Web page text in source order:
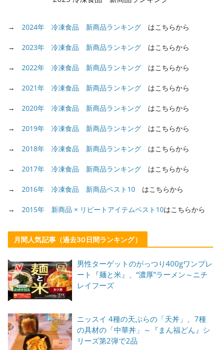
→ 2024年 冷凍食品 新商品ランキング はこちらから
→ 2023年 冷凍食品 新商品ランキング はこちらから
→ 2022年 冷凍食品 新商品ランキング はこちらから
→ 2021年 冷凍食品 新商品ランキング はこちらから
→ 2020年 冷凍食品 新商品ランキング はこちらから
→ 2019年 冷凍食品 新商品ランキング はこちらから
→ 2018年 冷凍食品 新商品ランキング はこちらから
→ 2017年 冷凍食品 新商品ランキング はこちらから
→ 2016年 冷凍食品 新商品ベスト10 はこちらから
→ 2015年 新商品 × リピートアイテムベスト10はこちらから
月間人気記事（過去30日間ランキング）
男性ターゲットのがっつり400gワンプレ
ート『麺と米』、“濃厚”ラーメン～ニチ
レイフーズ
ニッスイ 4種の天ぷらの「天丼」、7種
の具材の「中華丼」～『まん福どん』シ
リーズ第2弾で2品